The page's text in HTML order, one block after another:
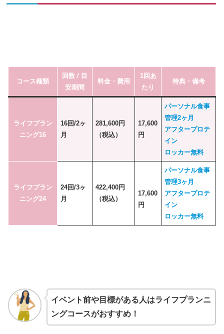
コース種類
回数 / 目
安期間
料金・費用
1回あ
たり
特典・備考
ライフプラン
ニング16
16回/2ヶ
月
281,600円
（税込）
17,600
円
パーソナル食事
管理2ヶ月
アフタープロテ
イン
ロッカー無料
ライフプラン
ニング24
24回/3ヶ
月
422,400円
（税込）
17,600
円
パーソナル食事
管理3ヶ月
アフタープロテ
イン
ロッカー無料
イベント前や目標がある人はライフプランニ
ングコースがおすすめ！